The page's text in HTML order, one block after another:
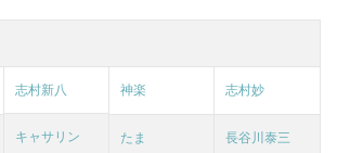
志村新八 神楽 志村妙
キャサリン たま 長谷川泰三